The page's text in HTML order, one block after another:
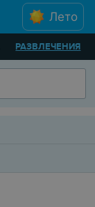
Лето
РАЗВЛЕЧЕНИЯ